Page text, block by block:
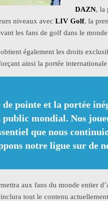
DAZN, la
niveaux avec LIV Golf, la
les fans de golf dans le
également les droits
ainsi la portée
de pointe et la portée
public mondial. Nos
que nous
notre ligue sur de
aux fans du monde entier
tout le contenu